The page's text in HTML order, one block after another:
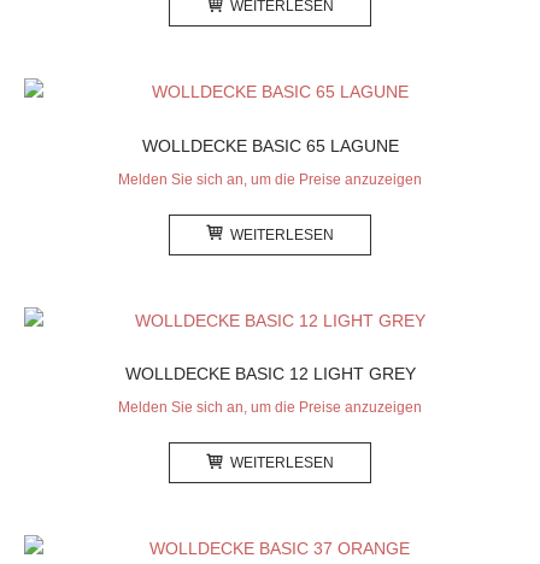
WEITERLESEN
WOLLDECKE BASIC 65 LAGUNE
Melden Sie sich an, um die Preise anzuzeigen
WEITERLESEN
WOLLDECKE BASIC 12 LIGHT GREY
Melden Sie sich an, um die Preise anzuzeigen
WEITERLESEN